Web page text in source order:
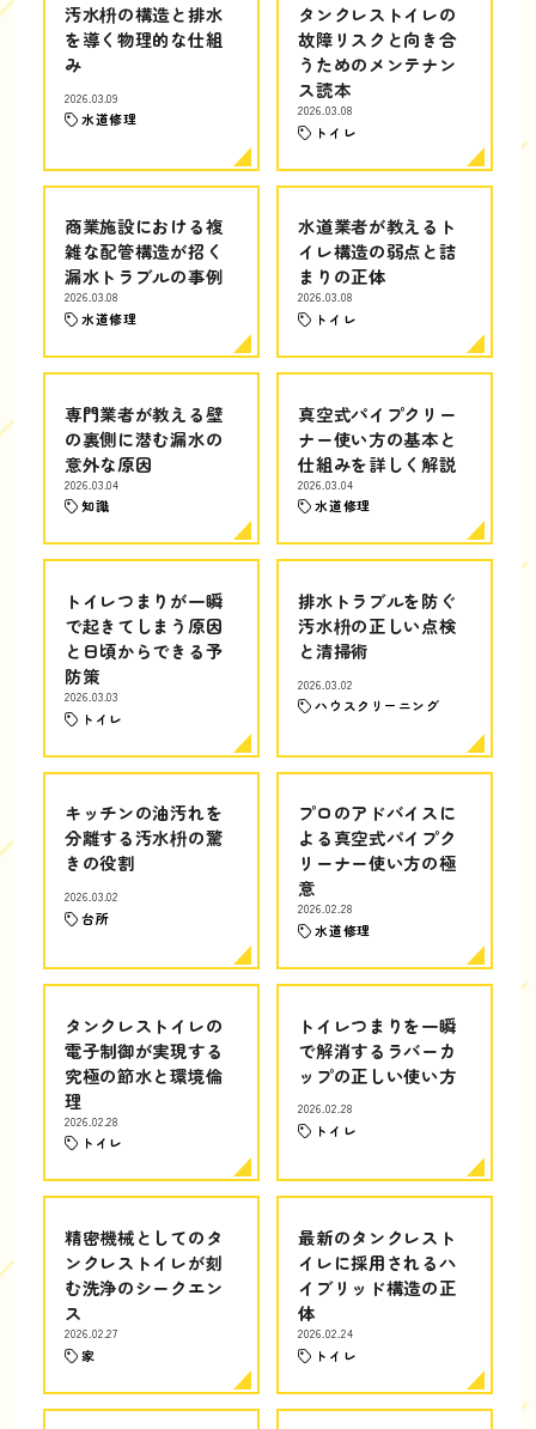
汚水枡の構造と排水
を導く物理的な仕組
み
2026.03.09
水道修理
タンクレストイレの
故障リスクと向き合
うためのメンテナン
ス読本
2026.03.08
トイレ
商業施設における複
雑な配管構造が招く
漏水トラブルの事例
2026.03.08
水道修理
水道業者が教えるト
イレ構造の弱点と詰
まりの正体
2026.03.08
トイレ
専門業者が教える壁
の裏側に潜む漏水の
意外な原因
2026.03.04
知識
真空式パイプクリー
ナー使い方の基本と
仕組みを詳しく解説
2026.03.04
水道修理
トイレつまりが一瞬
で起きてしまう原因
と日頃からできる予
防策
2026.03.03
トイレ
排水トラブルを防ぐ
汚水枡の正しい点検
と清掃術
2026.03.02
ハウスクリーニング
キッチンの油汚れを
分離する汚水枡の驚
きの役割
2026.03.02
台所
プロのアドバイスに
よる真空式パイプク
リーナー使い方の極
意
2026.02.28
水道修理
タンクレストイレの
電子制御が実現する
究極の節水と環境倫
理
2026.02.28
トイレ
トイレつまりを一瞬
で解消するラバーカ
ップの正しい使い方
2026.02.28
トイレ
精密機械としてのタ
ンクレストイレが刻
む洗浄のシークエン
ス
2026.02.27
家
最新のタンクレスト
イレに採用されるハ
イブリッド構造の正
体
2026.02.24
トイレ